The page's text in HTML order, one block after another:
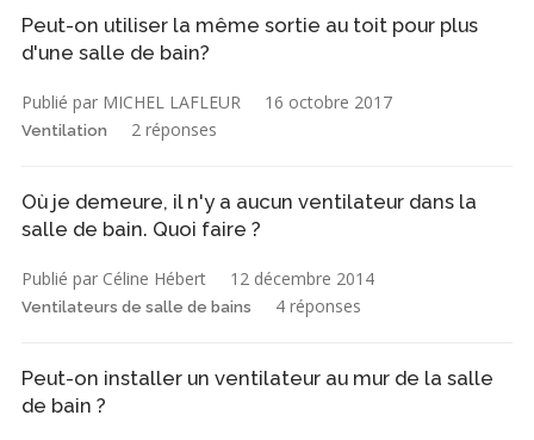
Peut-on utiliser la même sortie au toit pour plus
d'une salle de bain?
Publié par MICHEL LAFLEUR 16 octobre 2017
Ventilation 2 réponses
Où je demeure, il n'y a aucun ventilateur dans la
salle de bain. Quoi faire ?
Publié par Céline Hébert 12 décembre 2014
Ventilateurs de salle de bains 4 réponses
Peut-on installer un ventilateur au mur de la salle
de bain ?